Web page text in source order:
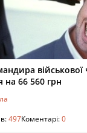
військової
на 66 560 грн
497Коментарі:0